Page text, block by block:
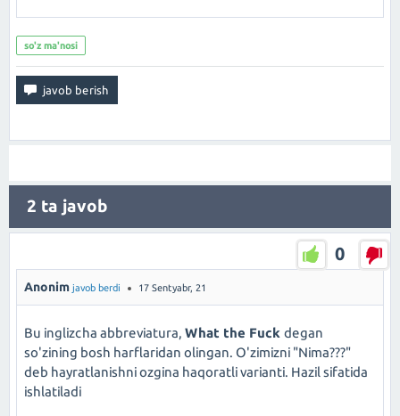
so'z ma'nosi
2 ta javob
0
Anonim javob berdi 17 Sentyabr, 21
Bu inglizcha abbreviatura, What the Fuck degan
so'zining bosh harflaridan olingan. O'zimizni "Nima???"
deb hayratlanishni ozgina haqoratli varianti. Hazil sifatida
ishlatiladi